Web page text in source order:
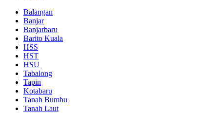
Balangan
Banjar
Banjarbaru
Barito Kuala
HSS
HST
HSU
Tabalong
Tapin
Kotabaru
Tanah Bumbu
Tanah Laut